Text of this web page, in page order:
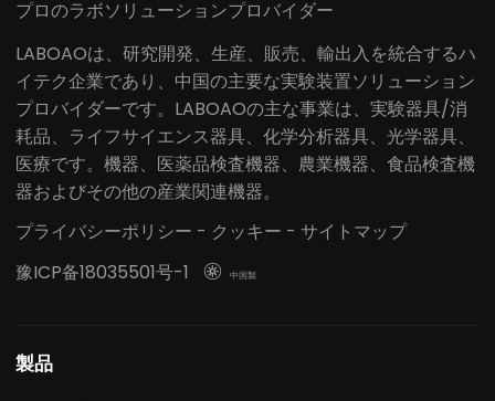
プロのラボソリューションプロバイダー
LABOAOは、研究開発、生産、販売、輸出入を統合するハ
イテク企業であり、中国の主要な実験装置ソリューション
プロバイダーです。LABOAOの主な事業は、実験器具/消
耗品、ライフサイエンス器具、化学分析器具、光学器具、
医療です。機器、医薬品検査機器、農業機器、食品検査機
器およびその他の産業関連機器。
プライバシーポリシー - クッキー - サイトマップ
豫ICP备18035501号-1
 中国製
製品